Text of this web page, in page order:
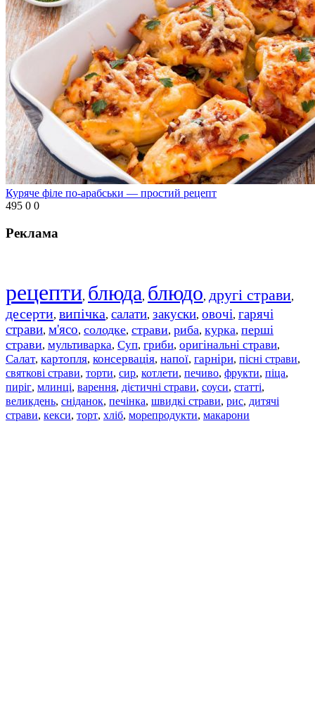
Куряче філе по-арабськи — простий рецепт
495 0 0
Реклама
рецепти, блюда, блюдо, другі страви,
десерти, випічка, салати, закуски, овочі, гарячі
страви, м'ясо, солодке, страви, риба, курка, перші
страви, мультиварка, Суп, гриби, оригінальні страви,
Салат, картопля, консервація, напої, гарніри, пісні страви,
святкові страви, торти, сир, котлети, печиво, фрукти, піца,
пиріг, млинці, варення, дієтичні страви, соуси, статті,
великдень, сніданок, печінка, швидкі страви, рис, дитячі
страви, кекси, торт, хліб, морепродукти, макарони